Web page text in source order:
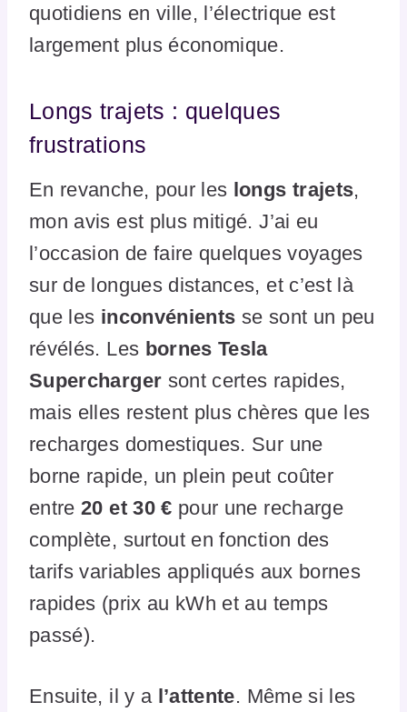
quotidiens en ville, l’électrique est
largement plus économique.
Longs trajets : quelques
frustrations
En revanche, pour les longs trajets,
mon avis est plus mitigé. J’ai eu
l’occasion de faire quelques voyages
sur de longues distances, et c’est là
que les inconvénients se sont un peu
révélés. Les bornes Tesla
Supercharger sont certes rapides,
mais elles restent plus chères que les
recharges domestiques. Sur une
borne rapide, un plein peut coûter
entre20 et 30 € pour une recharge
complète, surtout en fonction des
tarifs variables appliqués aux bornes
rapides (prix au kWh et au temps
passé).
Ensuite, il y a l’attente. Même si les